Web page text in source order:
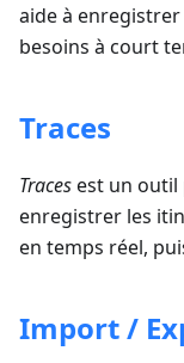
aide à
besoins à court
Traces
Tracesest un outil
enregistrer les
en temps réel,
Import /